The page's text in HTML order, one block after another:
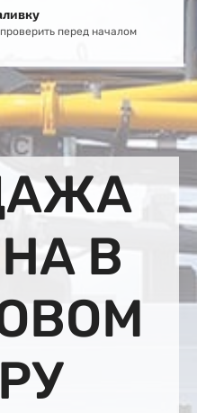
перед началом
В